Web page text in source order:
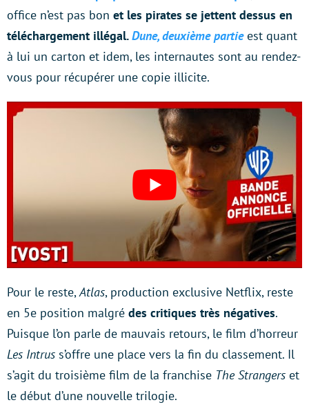
office n’est pas bon et les pirates se jettent dessus en
téléchargement illégal.Dune, deuxième partieest quant
à lui un carton et idem, les internautes sont au rendez-
vous pour récupérer une copie illicite.
Pour le reste,Atlas, production exclusive Netflix, reste
en 5e position malgré des critiques très négatives.
Puisque l’on parle de mauvais retours, le film d’horreur
Les Intrus s’offre une place vers la fin du classement. Il
s’agit du troisième film de la franchise The Strangers et
le début d’une nouvelle trilogie.